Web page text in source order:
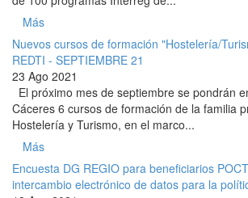
Más
Nuevos cursos de formación "Hostelería/
REDTI - SEPTIEMBRE 21
23 Ago 2021
El próximo mes de septiembre se pondrán
Cáceres 6 cursos de formación de la familia
Hostelería y Turismo, en el marco...
Más
Encuesta DG REGIO para beneficiarios
intercambio electrónico de datos para la